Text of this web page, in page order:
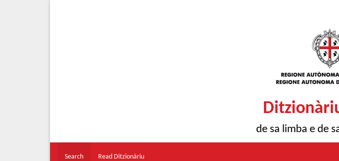
de sa limba e de
Search Read Ditzionàriu